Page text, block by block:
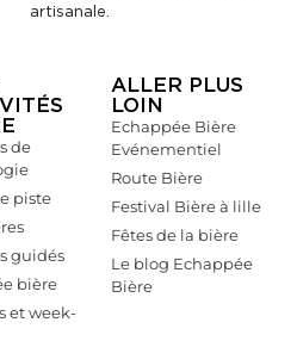
artisanale.
de
piste
guidés
bière
et week-
ALLER PLUS
LOIN
Echappée Bière
Evénementiel
Route Bière
Festival Bière à lille
Fêtes de la bière
Le blog Echappée
Bière